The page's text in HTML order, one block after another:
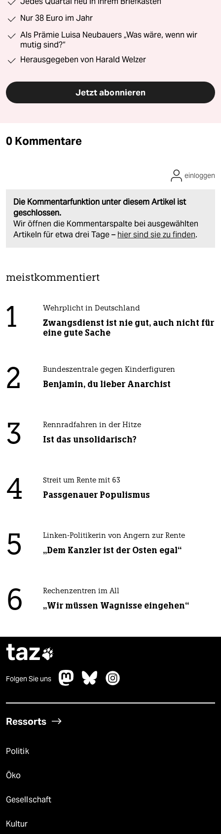
Nur 38 Euro im Jahr
Als Prämie Luisa Neubauers „Was wäre, wenn wir
mutig sind?“
Herausgegeben von Harald Welzer
Jetzt abonnieren
0 Kommentare
Die Kommentarfunktion unter diesem Artikel ist
geschlossen.
Wir öffnen die Kommentarspalte bei ausgewählten
Artikeln für etwa drei Tage – hier sind sie zu finden.
einloggen
meistkommentiert
1 Wehrplicht in Deutschland
Zwangsdienst ist nie gut, auch nicht für
eine gute Sache
2 Bundeszentrale gegen Kinderfiguren
Benjamin, du lieber Anarchist
3 Rennradfahren in der Hitze
Ist das unsolidarisch?
4 Streit um Rente mit 63
Passgenauer Populismus
5 Linken-Politikerin von Angern zur Rente
„Dem Kanzler ist der Osten egal“
6 Rechenzentren im All
„Wir müssen Wagnisse eingehen“
taz
Folgen Sie uns
Ressorts
Politik
Öko
Gesellschaft
Kultur